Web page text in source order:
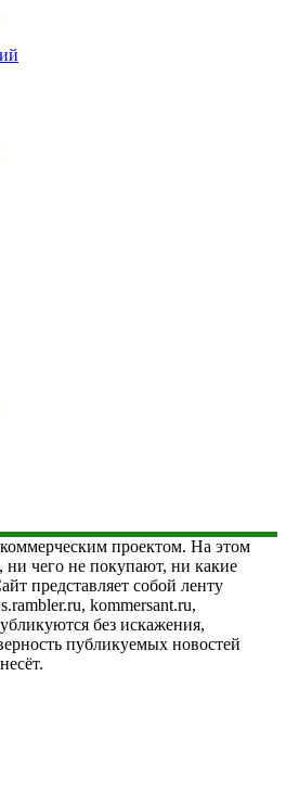
проектом. На этом
ни чего не покупают, ни какие
представляет собой ленту
kommersant.ru,
без искажения,
публикуемых новостей